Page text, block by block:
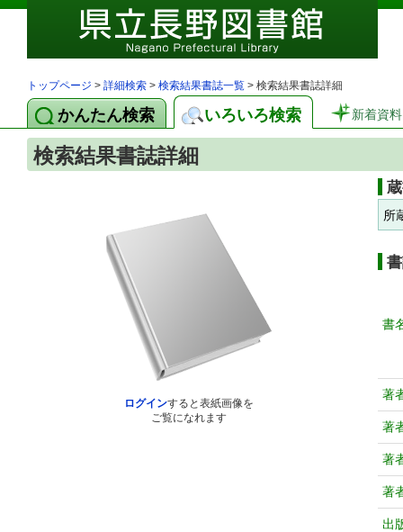
トップページ > 詳細検索 > 検索結果書誌一覧 > 検索結果書誌詳細
かんたん検索 いろいろ検索 新着資料
検索結果書誌詳細
ログインすると表紙画像を
ご覧になれます
所
書
著
著
著
著
出